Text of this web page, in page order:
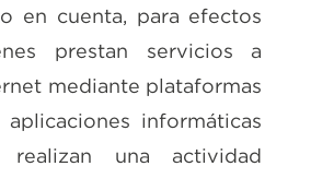
en cuenta, para efectos
prestan servicios a
mediante plataformas
aplicaciones informáticas
realizan una actividad